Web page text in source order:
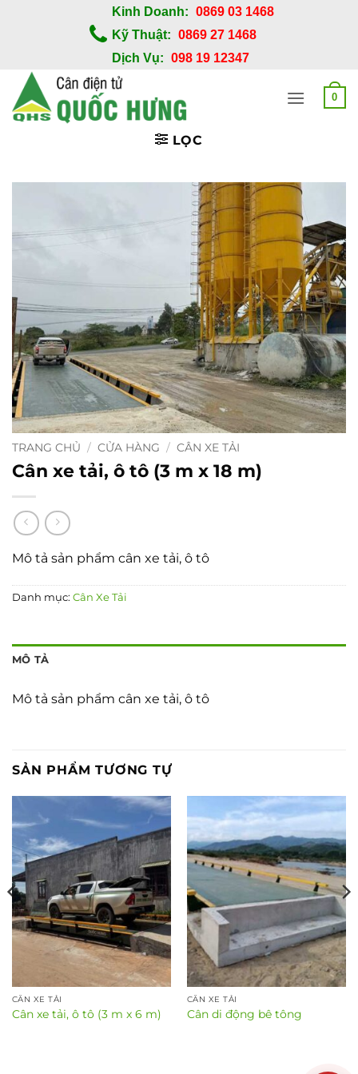
dung
Kinh Doanh: 0869 03 1468
Kỹ Thuật: 0869 27 1468
Dịch Vụ: 098 19 12347
0
LỌC
TRANG CHỦ / CỬA HÀNG / CÂN XE TẢI
Cân xe tải, ô tô (3 m x 18 m)
Mô tả sản phẩm cân xe tải, ô tô
Danh mục: Cân Xe Tải
MÔ TẢ
Mô tả sản phẩm cân xe tải, ô tô
SẢN PHẨM TƯƠNG TỰ
CÂN XE TẢI
Cân xe tải, ô tô (3 m x 6 m)
CÂN XE TẢI
Cân di động bê tông